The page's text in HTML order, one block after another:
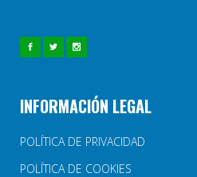
INFORMACIÓN LEGAL
POLÍTICA DE PRIVACIDAD
POLÍTICA DE COOKIES